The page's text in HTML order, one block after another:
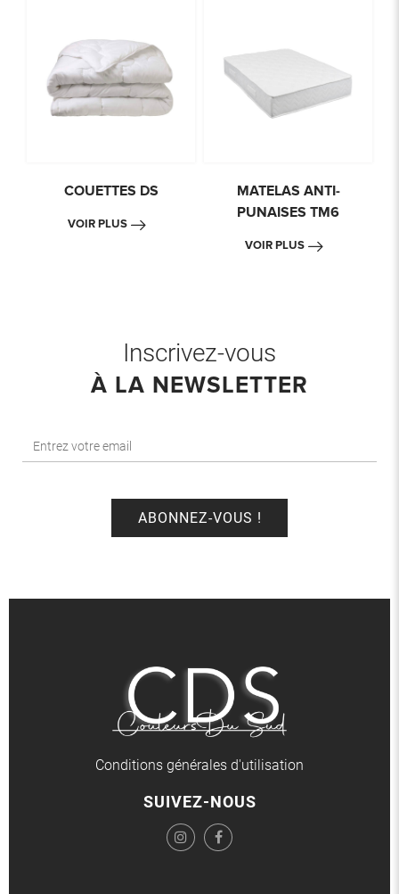
COUETTES DS
VOIR PLUS
MATELAS ANTI-
PUNAISES TM6
VOIR PLUS
Inscrivez-vous
À LA NEWSLETTER
Conditions générales d'utilisation
SUIVEZ-NOUS